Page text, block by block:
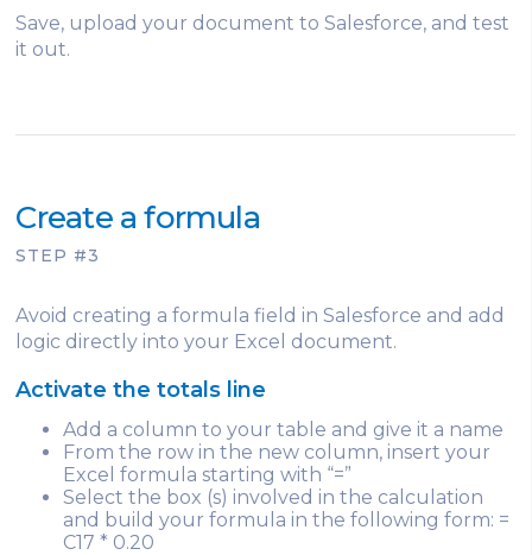
Save, upload your document to Salesforce, and test
it out.
Create a formula
STEP #3
Avoid creating a formula field in Salesforce and add
logic directly into your Excel document.
Activate the totals line
Add a column to your table and give it a name
From the row in the new column, insert your
Excel formula starting with “=”
Select the box (s) involved in the calculation
and build your formula in the following form: =
C17 * 0.20